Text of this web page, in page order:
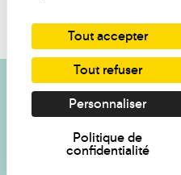
Je souhaite
Inscrivez-
Tout accepter
Tout refuser
Personnaliser
Politique de
confidentialité